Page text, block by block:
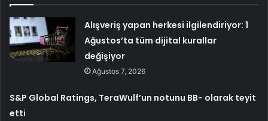
Alışveriş yapan herkesi ilgilendiriyor: 1
Ağustos’ta tüm dijital kurallar
değişiyor
Ağustos 7, 2026
S&P Global Ratings, TeraWulf’un notunu BB- olarak teyit
etti